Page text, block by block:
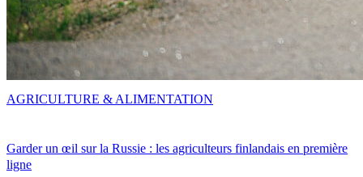
Garder un œil sur la Russie : les agriculteurs finlandais en première
ligne
AGRICULTURE & ALIMENTATION